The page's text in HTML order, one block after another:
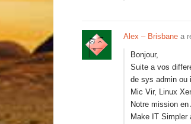
Alex – Brisbane a
Bonjour,
Suite a vos
de sys admin ou
Mic Vir, Linux
Notre mission en
Make IT